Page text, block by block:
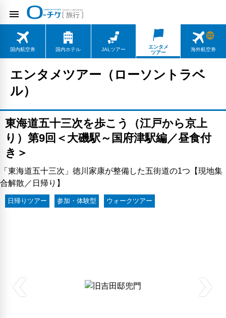
国内航空券 国内ホテル JALツアー
エンタメ
ツアー
海外航空券
エンタメツアー（ローソントラベ
ル）
東海道五十三次を歩こう（江戸から京上
り）第9回＜大磯駅～国府津駅編／昼食付
き＞
「東海道五十三次」徳川家康が整備した五街道の1つ【現地集
合解散／日帰り】
日帰りツアー 参加・体験型 ウォークツアー